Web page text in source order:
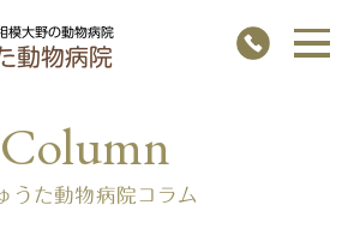
模大野の動物病院
動物病院
うた動物病院コラム